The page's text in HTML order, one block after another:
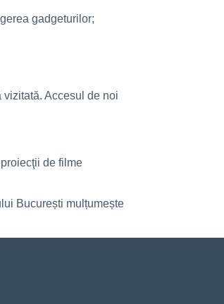
gadgeturilor;
Accesul de noi
de filme
București mulțumește